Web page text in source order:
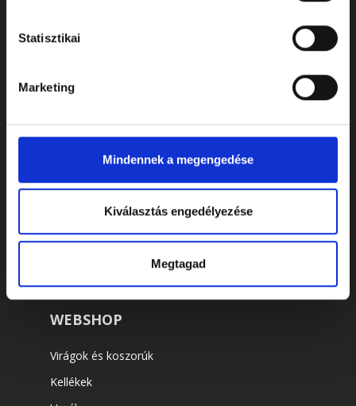
Statisztikai
Marketing
Mindennek a megengedése
Kiválasztás engedélyezése
Megtagad
ELÉRHETŐSÉGEK
Cím: 7622 Pécs, Siklósi út 43.
Telefonszám:+36 72 805 440
temeto@biokom.hu
WEBSHOP
Virágok és koszorúk
Kellékek